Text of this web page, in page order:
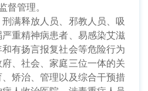
督管理。
满释放人员、邪教人员、吸
重精神病患者、易感染艾滋
有扬言报复社会等危险行为
、社会、家庭三位一体的关
矫治、管理以及综合干预措